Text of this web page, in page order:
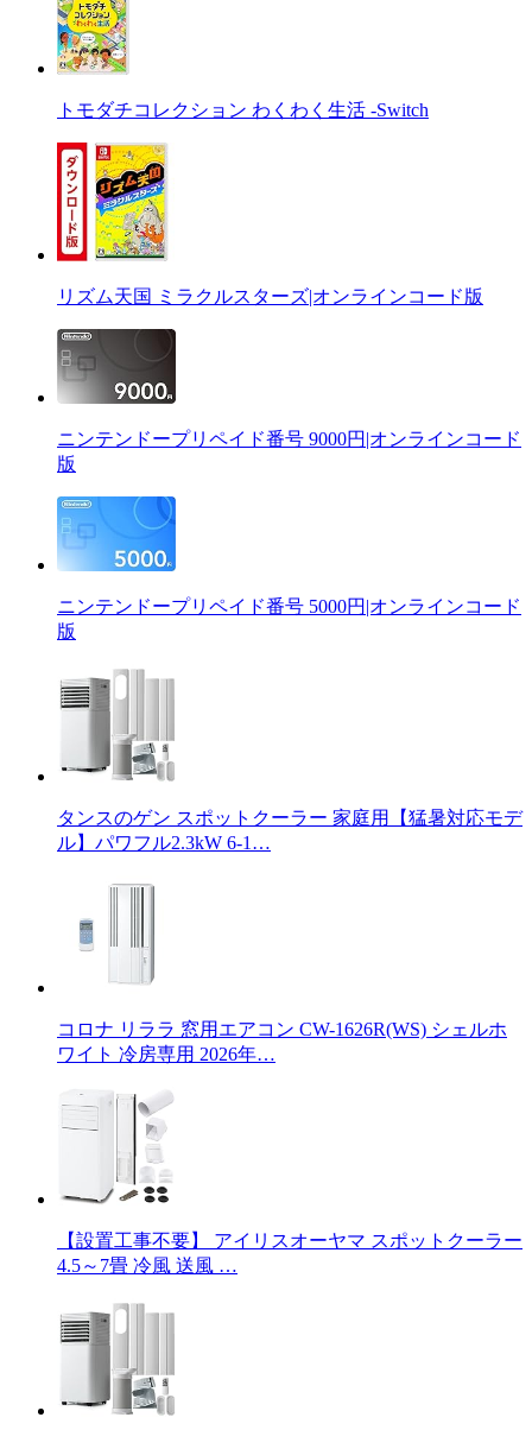
トモダチコレクション わくわく生活 -Switch
リズム天国 ミラクルスターズ|オンラインコード版
ニンテンドープリペイド番号 9000円|オンラインコード
版
ニンテンドープリペイド番号 5000円|オンラインコード
版
タンスのゲン スポットクーラー 家庭用【猛暑対応モデ
ル】パワフル2.3kW 6-1…
コロナ リララ 窓用エアコン CW-1626R(WS) シェルホ
ワイト 冷房専用 2026年…
【設置工事不要】 アイリスオーヤマ スポットクーラー
4.5～7畳 冷風 送風 …